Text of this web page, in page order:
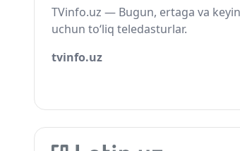
TVinfo.uz — Bugun, ertaga va
uchun to‘liq teledasturlar.
tvinfo.uz